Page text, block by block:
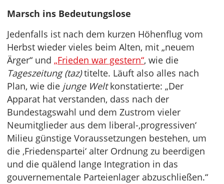
Marsch ins Bedeutungslose
Jedenfalls ist nach dem kurzen Höhenflug vom
Herbst wieder vieles beim Alten, mit „neuem
Ärger“ und „Frieden war gestern“, wie die
Tageszeitung (taz)titelte. Läuft also alles nach
Plan, wie die junge Weltkonstatierte: „Der
Apparat hat verstanden, dass nach der
Bundestagswahl und dem Zustrom vieler
Neumitglieder aus dem liberal-‚progressiven‘
Milieu günstige Voraussetzungen bestehen, um
die ‚Friedenspartei‘ alter Ordnung zu beerdigen
und die quälend lange Integration in das
gouvernementale Parteienlager abzuschließen.“